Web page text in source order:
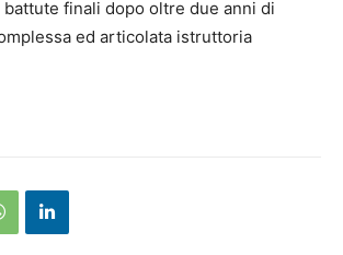
battute finali dopo oltre due anni di
ed articolata istruttoria